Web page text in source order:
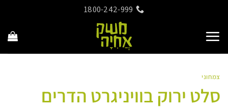
content
1800-242-999
צמחוני
סלט ירוק בוויניגרט הדרים